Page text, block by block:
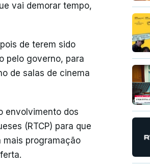
vai demorar tempo,
de terem sido
pelo governo, para
de salas de cinema
envolvimento dos
(RTCP) para que
programação